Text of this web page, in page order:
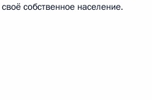
собственное население.